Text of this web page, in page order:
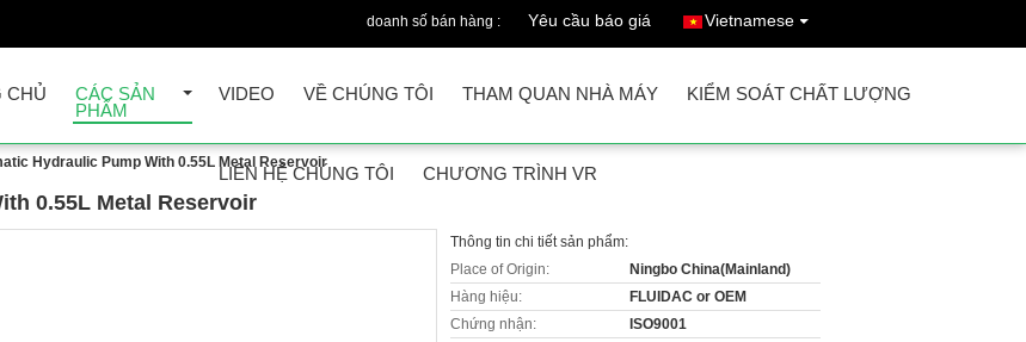
doanh số bán hàng : Yêu cầu báo giá Vietnamese
CHỦ
CÁC SẢN
PHẨM
VIDEO VỀ CHÚNG TÔI THAM QUAN NHÀ MÁY KIỂM SOÁT CHẤT LƯỢNG
LIÊN HỆ CHÚNG TÔI CHƯƠNG TRÌNH VR
Hydraulic Pump With 0.55L Metal Reservoir
0.55L Metal Reservoir
Thông tin chi tiết sản phẩm:
Place of Origin:
Ningbo China(Mainland)
Hàng hiệu:
FLUIDAC or OEM
Chứng nhận:
ISO9001